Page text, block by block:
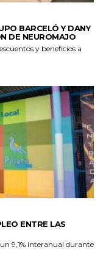
BARCELÓ Y DANY
DE NEUROMAJO
y beneficios a
ENTRE LAS
9,1% interanual durante